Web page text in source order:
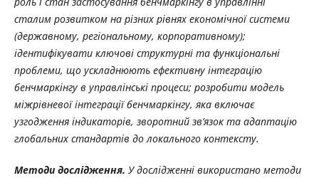
сталим розвитком на різних рівнях економічної системи
(державному, регіональному, корпоративному);
ідентифікувати ключові структурні та функціональні
проблеми, що ускладнюють ефективну інтеграцію
бенчмаркінгу в управлінські процеси; розробити модель
міжрівневої інтеграції бенчмаркінгу, яка включає
узгодження індикаторів, зворотний зв’язок та адаптацію
глобальних стандартів до локального контексту.
Методи дослідження. У дослідженні використано методи